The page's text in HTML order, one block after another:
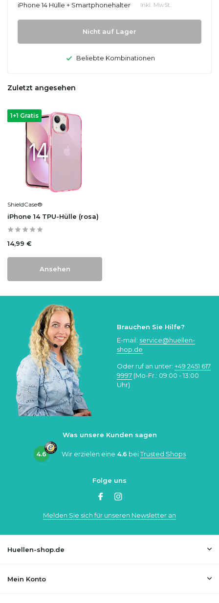
iPhone 14 Hülle + Smartphonehalter Inkl. MwSt.
Nicht auf Lager
Beliebte Kombinationen
Zuletzt angesehen
1+1 Gratis
ShieldCase®
iPhone 14 TPU-Hülle (rosa)
14,99 €
Ansehen
Brauchen Sie Hilfe?
E-mail: service@huellen-
shop.de
Oder ruf an unter: +49 2451 617
9997 (Mo-Fr.: 09:00 - 13:00
Uhr)
Was unsere Kunden sagen
4.6 Wir erzielen eine 4.6 beiTrusted Shops
Folge uns
Melden Sie sich für unseren Newsletter an
Huellen-shop.de
Mein Konto